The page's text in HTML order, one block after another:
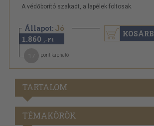
A védőborító szakadt, a lapélek foltosak.
Állapot: Jó
1.860 ,-Ft
pont kapható
TARTALOM
TÉMAKÖRÖK